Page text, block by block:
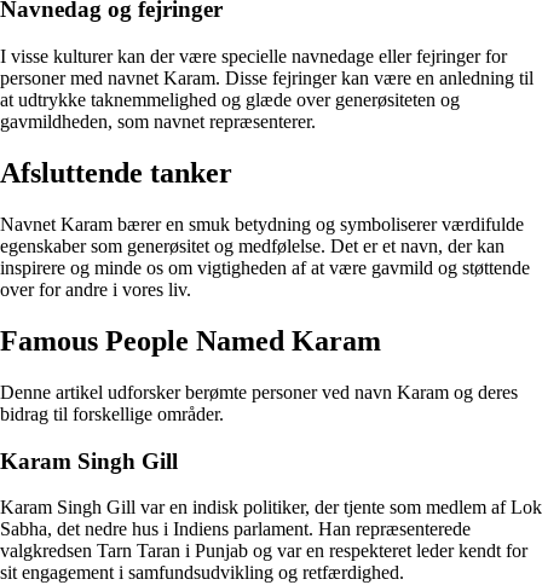
Navnedag og fejringer
I visse kulturer kan der være specielle navnedage eller fejringer for
personer med navnet Karam. Disse fejringer kan være en anledning til
at udtrykke taknemmelighed og glæde over generøsiteten og
gavmildheden, som navnet repræsenterer.
Afsluttende tanker
Navnet Karam bærer en smuk betydning og symboliserer værdifulde
egenskaber som generøsitet og medfølelse. Det er et navn, der kan
inspirere og minde os om vigtigheden af at være gavmild og støttende
over for andre i vores liv.
Famous People Named Karam
Denne artikel udforsker berømte personer ved navn Karam og deres
bidrag til forskellige områder.
Karam Singh Gill
Karam Singh Gill var en indisk politiker, der tjente som medlem af Lok
Sabha, det nedre hus i Indiens parlament. Han repræsenterede
valgkredsen Tarn Taran i Punjab og var en respekteret leder kendt for
sit engagement i samfundsudvikling og retfærdighed.